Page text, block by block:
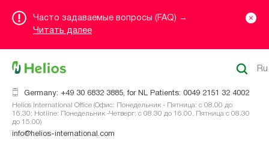
Часто задаваемые вопросы (FAQ) →
Читать далее
Germany: +49 30 6832 3885, for NL Patients: 0049 2151 32 4002
Helios International Office (Офис: Понедельник - Пятница: с 08.00 до
16.30; Hotline: Понедельник -Четверг: с 08.30 до 16.00, Пятница с 08.30
до 15.00)
info@helios-international.com
Ru